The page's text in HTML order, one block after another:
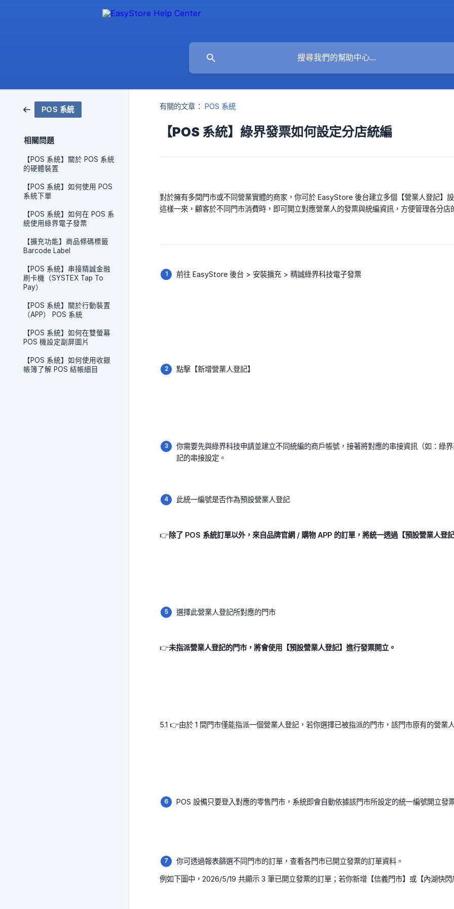
POS 系統
相關問題
【POS 系統】關於 POS 系統
的硬體裝置
【POS 系統】如何使用 POS
系統下單
【POS 系統】如何在 POS 系
統使用綠界電子發票
【擴充功能】商品條碼標籤
Barcode Label
【POS 系統】串接精誠金融
刷卡機（SYSTEX Tap To
Pay）
【POS 系統】關於行動裝置
（APP） POS 系統
【POS 系統】如何在雙螢幕
POS 機設定副屏圖片
【POS 系統】如何使用收銀
帳簿了解 POS 結帳細目
有關的文章： POS 系統
【POS 系統】綠界發票如何設定分店統編
對於擁有多間門市或不同營業實體的商家，你可於 EasyStore 後台建立多個【營業人登記】
這樣一來，顧客於不同門市消費時，即可開立對應營業人的發票與統編資訊，方便管理各分店
前往 EasyStore 後台 > 安裝擴充 > 精誠綠界科技電子發票
點擊【新增營業人登記】
你需要先與綠界科技申請並建立不同統編的商戶帳號，接著將對應的串接資訊（如：綠
記的串接設定。
此統一編號是否作為預設營業人登記
👉除了 POS 系統訂單以外，來自品牌官網 / 購物 APP 的訂單，將統一透過【預設營業人登
選擇此營業人登記所對應的門市
👉未指派營業人登記的門市，將會使用【預設營業人登記】進行發票開立。
5.1 👉由於 1 間門市僅能指派一個營業人登記，若你選擇已被指派的門市，該門市原有的營業
POS 設備只要登入對應的零售門市，系統即會自動依據該門市所設定的統一編號開立發
你可透過報表篩選不同門市的訂單，查看各門市已開立發票的訂單資料。
例如下圖中，2026/5/19 共顯示 3 筆已開立發票的訂單；若你新增【信義門市】或【內湖快